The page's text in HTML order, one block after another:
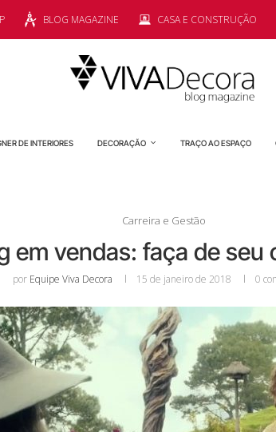
BLOG MAGAZINE CASA E CONSTRUÇÃO
DE INTERIORES DECORAÇÃO TRAÇO AO ESPAÇO
Carreira e Gestão
em vendas: faça de seu
por Equipe Viva Decora 15 de janeiro de 2018 0